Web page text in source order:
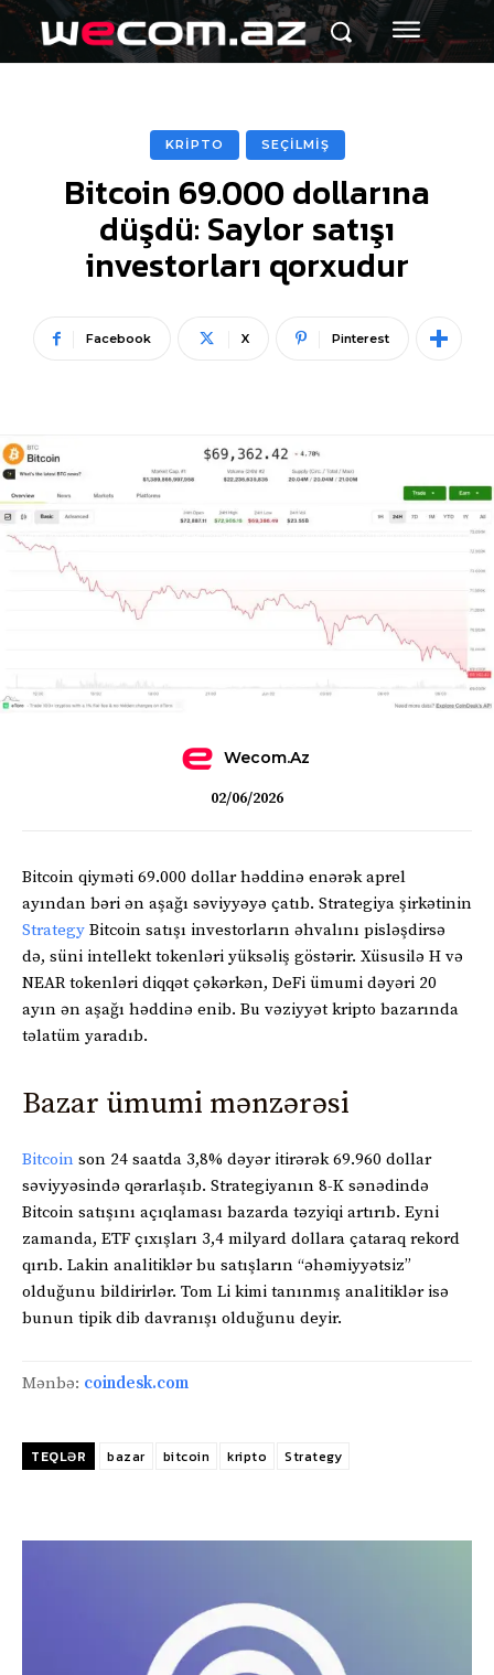
KRİPTO SEÇİLMİŞ
Bitcoin 69.000 dollarına
düşdü: Saylor satışı
investorları qorxudur
Facebook X Pinterest
Wecom.az
02/06/2026
Bitcoin qiyməti 69.000 dollar həddinə enərək aprel
ayından bəri ən aşağı səviyyəyə çatıb. Strategiya şirkətinin
Strategy Bitcoin satışı investorların əhvalını pisləşdirsə
də, süni intellekt tokenləri yüksəliş göstərir. Xüsusilə H və
NEAR tokenləri diqqət çəkərkən, DeFi ümumi dəyəri 20
ayın ən aşağı həddinə enib. Bu vəziyyət kripto bazarında
təlatüm yaradıb.
Bazar ümumi mənzərəsi
Bitcoin son 24 saatda 3,8% dəyər itirərək 69.960 dollar
səviyyəsində qərarlaşıb. Strategiyanın 8-K sənədində
Bitcoin satışını açıqlaması bazarda təzyiqi artırıb. Eyni
zamanda, ETF çıxışları 3,4 milyard dollara çataraq rekord
qırıb. Lakin analitiklər bu satışların “əhəmiyyətsiz”
olduğunu bildirirlər. Tom Li kimi tanınmış analitiklər isə
bunun tipik dib davranışı olduğunu deyir.
Mənbə: coindesk.com
TEQLƏR bazar bitcoin kripto Strategy